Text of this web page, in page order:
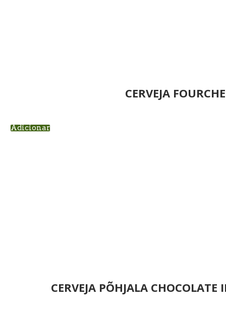
CERVEJA
Adicionar
CERVEJA PÕHJALA